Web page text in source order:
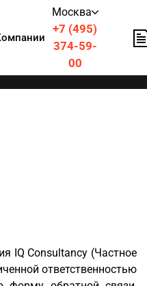
Москва
+7 (495)
374-59-
00
IQ Consultancy (Частное
ответственностью